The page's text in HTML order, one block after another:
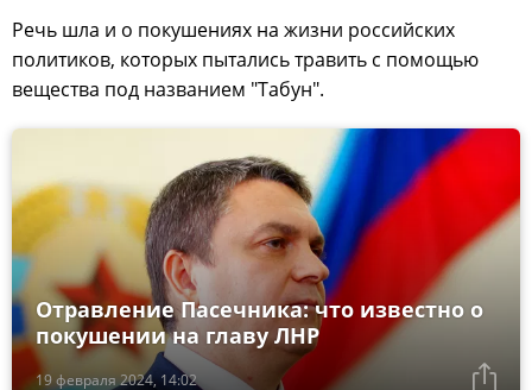
Речь шла и о покушениях на жизни российских
политиков, которых пытались травить с помощью
вещества под названием "Табун".
19 февраля 2024, 14:02
Отравление Пасечника: что известно о
покушении на главу ЛНР